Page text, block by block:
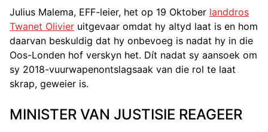
Julius Malema, EFF-leier, het op 19 Oktober landdros
Twanet Olivier uitgevaar omdat hy altyd laat is en hom
daarvan beskuldig dat hy onbevoeg is nadat hy in die
Oos-Londen hof verskyn het. Dít nadat sy aansoek om
sy 2018-vuurwapenontslagsaak van die rol te laat
skrap, geweier is.
MINISTER VAN JUSTISIE REAGEER